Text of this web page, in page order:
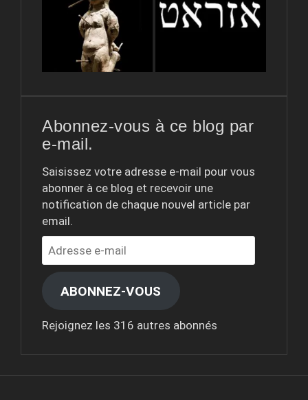
Abonnez-vous à ce blog par
e-mail.
Saisissez votre adresse e-mail pour vous
abonner à ce blog et recevoir une
notification de chaque nouvel article par
email.
Adresse
mail
ABONNEZ-VOUS
Rejoignez les 316 autres abonnés